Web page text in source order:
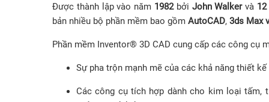
Được thành lập vào năm 1982bởi John Walkervà 12
bản nhiều bộ phần mềm bao gồm AutoCAD, 3ds Max
Phần mềm Inventor® 3D CAD cung cấp các công
Sự pha trộn mạnh mẽ của các khả năng thiết
Các công cụ tích hợp dành cho kim loại tấm,